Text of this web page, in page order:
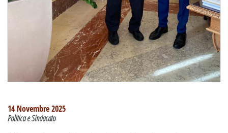
14 Novembre 2025
Politica e Sindacato